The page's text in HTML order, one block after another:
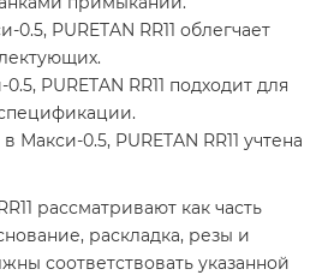
0.5, PURETAN RR11 облегчает
PURETAN RR11 подходит для
Макси-0.5, PURETAN RR11 учтена
рассматривают как часть
раскладка, резы и
соответствовать указанной